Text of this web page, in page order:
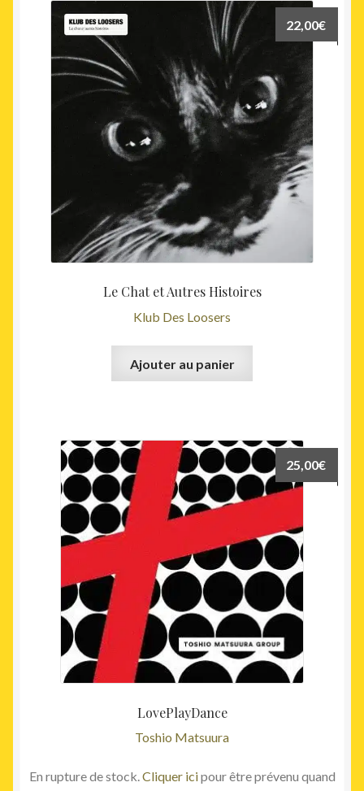
Le Chat et Autres Histoires
Klub Des Loosers
22,00€
Ajouter au panier
LovePlayDance
Toshio Matsuura
25,00€
En rupture de stock.Cliquer icipour être prévenu quand